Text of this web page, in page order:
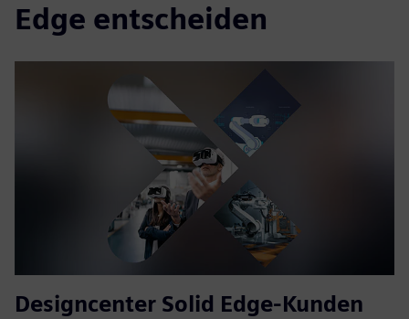
Edge entscheiden
Designcenter Solid Edge-Kunden